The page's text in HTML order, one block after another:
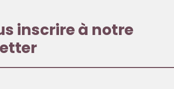
inscrire à notre